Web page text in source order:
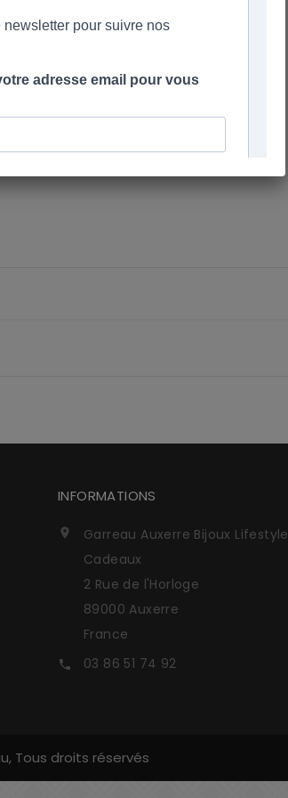
Créer une liste d'envies
Annuler
INFORMATIONS

Garreau Auxerre Bijoux Lifestyle
Cadeaux
2 Rue de l'Horloge
89000 Auxerre
France
 03 86 51 74 92
Tous droits réservés